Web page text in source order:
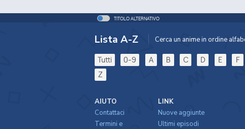
TITOLO ALTERNATIVO
Lista A-Z Cerca un anime in ordine
Tutti 0-9 A B C D E F
Z
AIUTO
Contattaci
Termini e
LINK
Nuove aggiunte
Ultimi episodi